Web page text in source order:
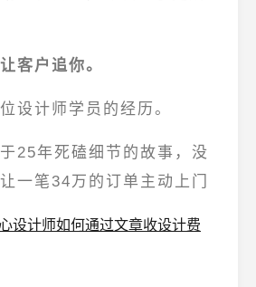
客户追你。
设计师学员的经历。
25年死磕细节的故事，没
一笔 34万的订单主动上门
设计师如何通过文章收设计费